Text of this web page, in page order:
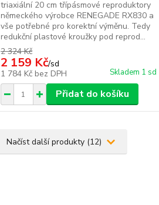
triaxiální 20 cm třípásmové reproduktory
německého výrobce RENEGADE RX830 a
vše potřebné pro korektní výměnu. Tedy
redukční plastové kroužky pod reprod...
2 324 Kč
2 159 Kč/sd
1 784 Kč bez DPH Skladem 1 sd
Přidat do košíku
Načíst další produkty (12)